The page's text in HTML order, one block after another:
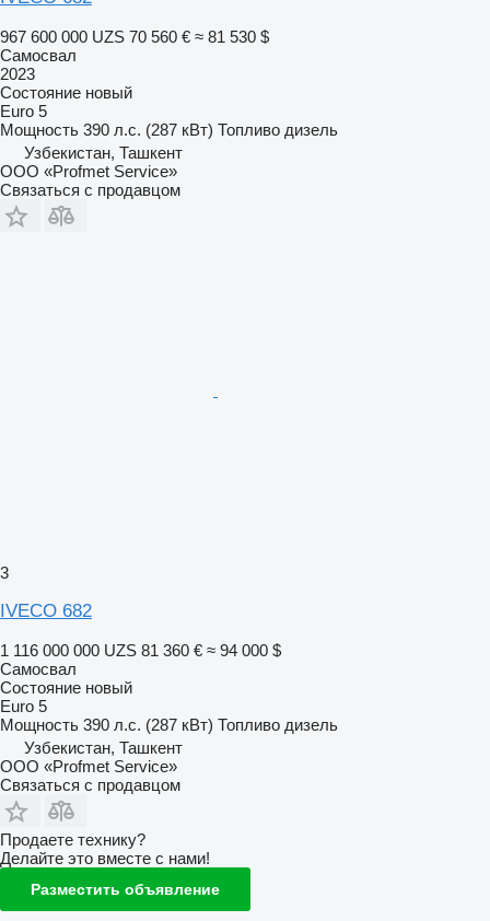
967 600 000 UZS 70 560 € ≈ 81 530 $
Самосвал
2023
Состояние новый
Euro 5
Мощность 390 л.с. (287 кВт) Топливо дизель
Узбекистан, Ташкент
ООО «Profmet Service»
Связаться с продавцом
3
IVECO 682
1 116 000 000 UZS 81 360 € ≈ 94 000 $
Самосвал
Состояние новый
Euro 5
Мощность 390 л.с. (287 кВт) Топливо дизель
Узбекистан, Ташкент
ООО «Profmet Service»
Связаться с продавцом
Продаете технику?
Делайте это вместе с нами!
Разместить объявление